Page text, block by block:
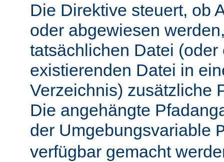
Die Direktive steuert, ob
oder abgewiesen
tatsächlichen Datei (oder
existierenden Datei in
Verzeichnis) zusätzliche
Die angehängte
der Umgebungsvariable
verfügbar gemacht